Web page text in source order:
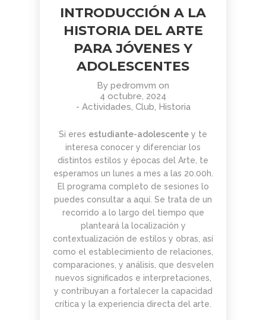
INTRODUCCIÓN A LA
HISTORIA DEL ARTE
PARA JÓVENES Y
ADOLESCENTES
By pedromvm on
4 octubre, 2024
- Actividades, Club, Historia
Si eres estudiante-adolescente y te
interesa conocer y diferenciar los
distintos estilos y épocas del Arte , te
esperamos un lunes a mes a las 20.00h.
El programa completo de sesiones lo
puedes consultar a aquí. Se trata de un
recorrido a lo largo del tiempo que
planteará la localización y
contextualización de estilos y obras, así
como el establecimiento de relaciones,
comparaciones, y análisis, que desvelen
nuevos significados e interpretaciones,
y contribuyan a fortalecer la capacidad
crítica y la experiencia directa del arte.